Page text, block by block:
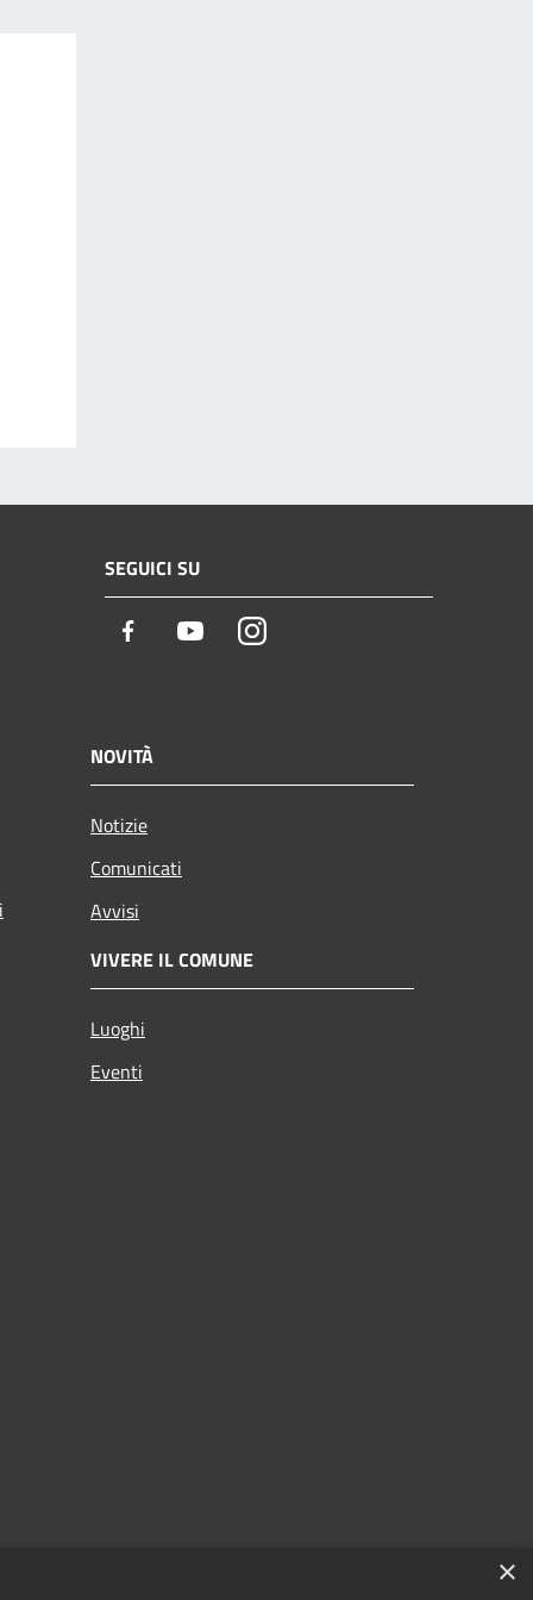
SEGUICI SU
Facebook YoutubeInstagram
NOVITÀ
Notizie
Comunicati
Avvisi
VIVERE IL COMUNE
Luoghi
Eventi
×